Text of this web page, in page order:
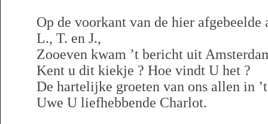
Op de voorkant van de hier afgebeelde
L., T. en J.,
Zooeven kwam ’t bericht uit
Kent u dit kiekje ? Hoe vindt U het ?
De hartelijke groeten van ons allen in
Uwe U liefhebbende Charlot.